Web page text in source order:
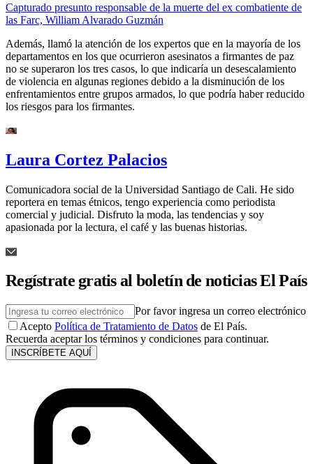
Capturado presunto responsable de la muerte del ex combatiente de
las Farc, William Alvarado Guzmán
Además, llamó la atención de los expertos que en la mayoría de los
departamentos en los que ocurrieron asesinatos a firmantes de paz
no se superaron los tres casos, lo que indicaría un desescalamiento
de violencia en algunas regiones debido a la disminución de los
enfrentamientos entre grupos armados, lo que podría haber reducido
los riesgos para los firmantes.
Laura Cortez Palacios
Comunicadora social de la Universidad Santiago de Cali. He sido
reportera en temas étnicos, tengo experiencia como periodista
comercial y judicial. Disfruto la moda, las tendencias y soy
apasionada por la lectura, el café y las buenas historias.
Regístrate gratis al boletín de noticias El País
Por favor ingresa un correo electrónico
Acepto Política de Tratamiento de Datos de El País.
Recuerda aceptar los términos y condiciones para continuar.
INSCRÍBETE AQUÍ